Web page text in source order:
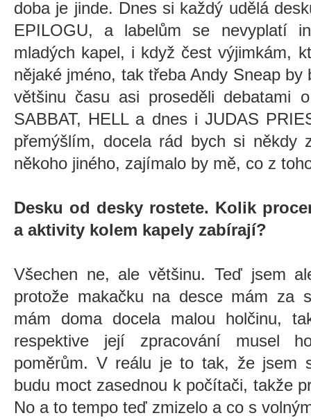
doba je jinde. Dnes si každý udělá
EPILOGU, a labelům se nevyplatí
mladých kapel, i když čest výjimkám,
nějaké jméno, tak třeba Andy Sneap
většinu času asi proseděli debatami
SABBAT, HELL a dnes i JUDAS
přemýšlím, docela rád bych si někdy
někoho jiného, zajímalo by mě, co z
Desku od desky rostete. Kolik
a aktivity kolem kapely zabírají?
Všechen ne, ale většinu. Teď jsem
protože makačku na desce mám za
mám doma docela malou holčinu,
respektive její zpracování musel
poměrům. V reálu je to tak, že jsem
budu moct zasednou k počítači, takže
No a to tempo teď zmizelo a co s